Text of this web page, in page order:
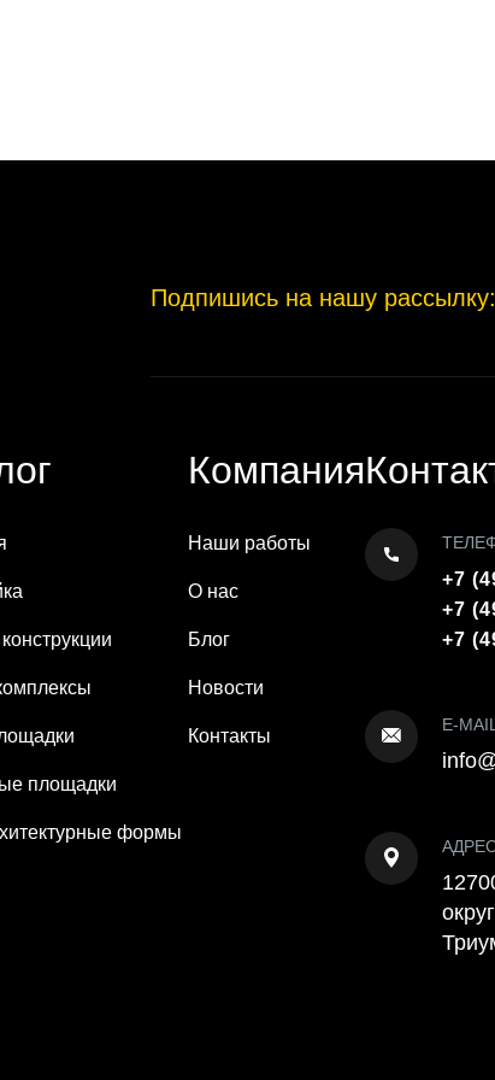
Подпишись на нашу рассылку:
площадки
формы
Компания
Наши работы
О нас
Блог
Новости
Контакты
+7
+7
+7
E-